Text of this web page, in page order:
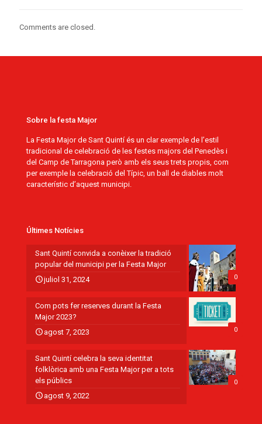
Comments are closed.
Sobre la festa Major
La Festa Major de Sant Quintí és un clar exemple de l’estil
tradicional de celebració de les festes majors del Penedès i
del Camp de Tarragona però amb els seus trets propis, com
per exemple la celebració del Típic, un ball de diables molt
característic d’aquest municipi.
Últimes Notícies
0
Sant Quintí convida a conèixer la tradició
popular del municipi per la Festa Major
juliol 31, 2024
0
Com pots fer reserves durant la Festa
Major 2023?
agost 7, 2023
0
Sant Quintí celebra la seva identitat
folklòrica amb una Festa Major per a tots
els públics
agost 9, 2022